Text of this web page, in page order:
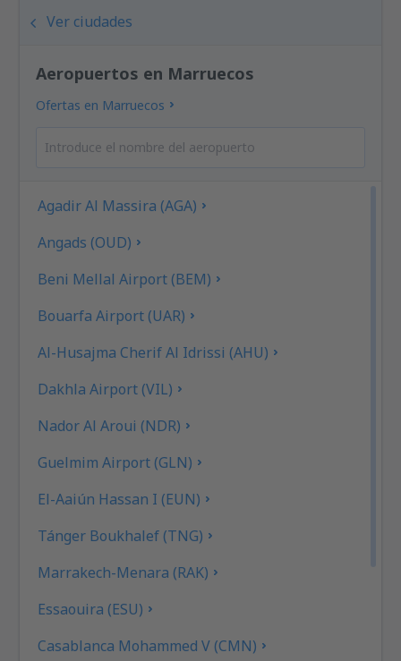
Ver ciudades
Aeropuertos en Marruecos
Ofertas en Marruecos
Agadir Al Massira (AGA)
Angads (OUD)
Beni Mellal Airport (BEM)
Bouarfa Airport (UAR)
Al-Husajma Cherif Al Idrissi (AHU)
Dakhla Airport (VIL)
Nador Al Aroui (NDR)
Guelmim Airport (GLN)
El-Aaiún Hassan I (EUN)
Tánger Boukhalef (TNG)
Marrakech-Menara (RAK)
Essaouira (ESU)
Casablanca Mohammed V (CMN)